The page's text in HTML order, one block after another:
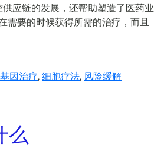
应链的发展，还帮助塑造了医药业
需要的时候获得所需的治疗，而且
基因治疗, 细胞疗法, 风险缓解
么